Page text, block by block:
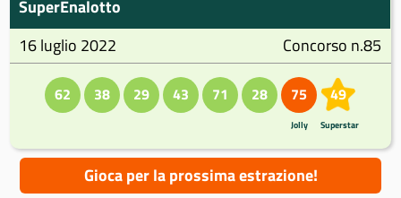
SuperEnalotto
16 luglio 2022
Concorso n.85
62 38 29 43 71 28 75
Jolly
49
Superstar
Gioca per la prossima estrazione!